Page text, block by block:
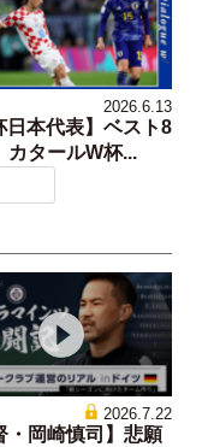
2026.6.13
日本代表】ベスト8
カタールW杯...
2026.7.22
・岡崎慎司】悲願